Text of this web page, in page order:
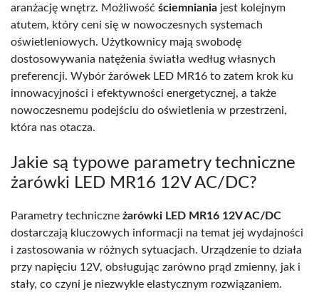
aranżację wnętrz. Możliwość ściemniania jest kolejnym
atutem, który ceni się w nowoczesnych systemach
oświetleniowych. Użytkownicy mają swobodę
dostosowywania natężenia światła według własnych
preferencji. Wybór żarówek LED MR16 to zatem krok ku
innowacyjności i efektywności energetycznej, a także
nowoczesnemu podejściu do oświetlenia w przestrzeni,
która nas otacza.
Jakie są typowe parametry techniczne
żarówki LED MR16 12V AC/DC?
Parametry techniczne żarówki LED MR16 12V AC/DC
dostarczają kluczowych informacji na temat jej wydajności
i zastosowania w różnych sytuacjach. Urządzenie to działa
przy napięciu 12V, obsługując zarówno prąd zmienny, jak i
stały, co czyni je niezwykle elastycznym rozwiązaniem.